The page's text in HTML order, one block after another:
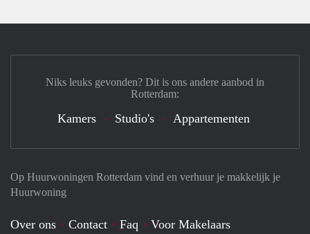
Op Huurwoningen Rotterdam vind en verhuur je makkelijk je
Huurwoning
Over ons Contact Faq Voor Makelaars
Niks leuks gevonden? Dit is ons andere aanbod in
Rotterdam:
Kamers Studio's Appartementen